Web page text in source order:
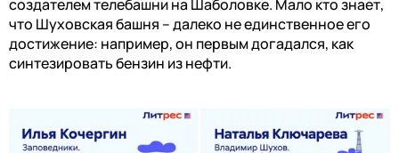
создателем телебашни на Шаболовке. Мало кто знает,
что Шуховская башня – далеко не единственное его
достижение: например, он первым догадался, как
синтезировать бензин из нефти.